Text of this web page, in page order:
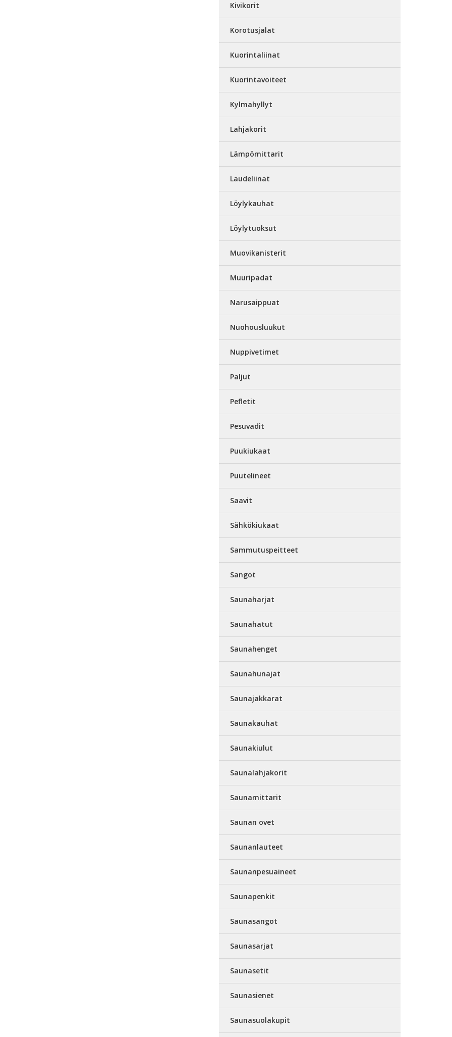
Kivikorit
Korotusjalat
Kuorintaliinat
Kuorintavoiteet
Kylmahyllyt
Lahjakorit
Lämpömittarit
Laudeliinat
Löylykauhat
Löylytuoksut
Muovikanisterit
Muuripadat
Narusaippuat
Nuohousluukut
Nuppivetimet
Paljut
Pefletit
Pesuvadit
Puukiukaat
Puutelineet
Saavit
Sähkökiukaat
Sammutuspeitteet
Sangot
Saunaharjat
Saunahatut
Saunahenget
Saunahunajat
Saunajakkarat
Saunakauhat
Saunakiulut
Saunalahjakorit
Saunamittarit
Saunan ovet
Saunanlauteet
Saunanpesuaineet
Saunapenkit
Saunasangot
Saunasarjat
Saunasetit
Saunasienet
Saunasuolakupit